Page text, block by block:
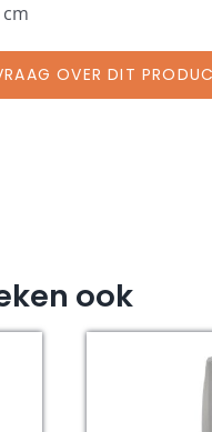
OVER DIT
ook